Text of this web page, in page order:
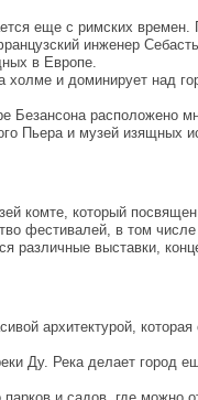
еще с римских
инженер
в Европе.
и доминирует над
Безансона расположено
Пьера и музей изящных
комте, который
фестивалей, в том
различные выставки,
архитектурой,
Ду. Река делает город